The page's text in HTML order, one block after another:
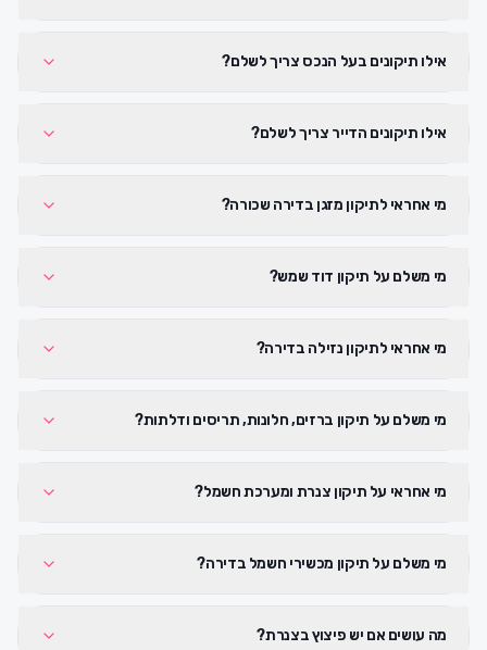
אילו תיקונים בעל הנכס צריך לשלם?
אילו תיקונים הדייר צריך לשלם?
מי אחראי לתיקון מזגן בדירה שכורה?
מי משלם על תיקון דוד שמש?
מי אחראי לתיקון נזילה בדירה?
מי משלם על תיקון ברזים, חלונות, תריסים ודלתות?
מי אחראי על תיקון צנרת ומערכת חשמל?
מי משלם על תיקון מכשירי חשמל בדירה?
מה עושים אם יש פיצוץ בצנרת?